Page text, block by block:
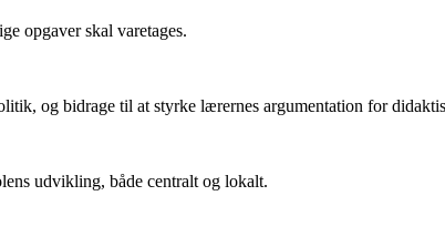
opgaver skal varetages.
og bidrage til at styrke lærernes argumentation for
udvikling, både centralt og lokalt.